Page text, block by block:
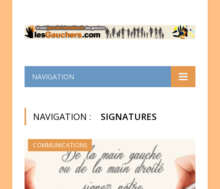
NAVIGATION
NAVIGATION : SIGNATURES
COMMUNICATIONS